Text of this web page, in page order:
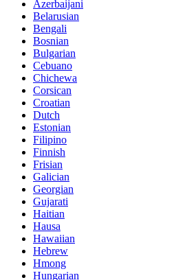
Azerbaijani
Belarusian
Bengali
Bosnian
Bulgarian
Cebuano
Chichewa
Corsican
Croatian
Dutch
Estonian
Filipino
Finnish
Frisian
Galician
Georgian
Gujarati
Haitian
Hausa
Hawaiian
Hebrew
Hmong
Hungarian